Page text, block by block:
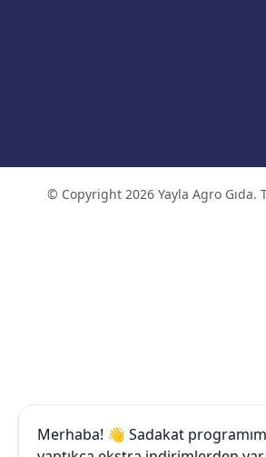
© Copyright 2026 Yayla Agro Gıda.
Merhaba! 👋 Sadakat